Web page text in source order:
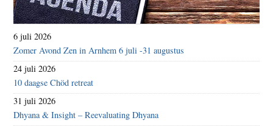
6 juli 2026
Zomer Avond Zen in Arnhem 6 juli -31 augustus
24 juli 2026
10 daagse Chöd retreat
31 juli 2026
Dhyana & Insight – Reevaluating Dhyana